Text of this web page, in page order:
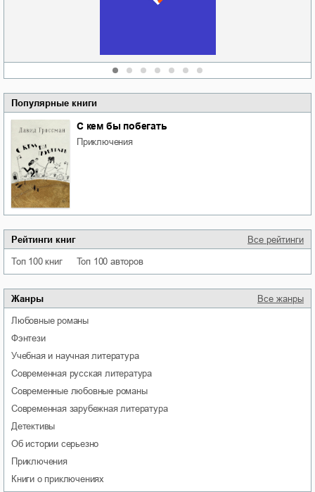
Популярные книги
С кем бы побегать
приключения
Рейтинги книг Все рейтинги
Топ 100 книг Топ 100 авторов
Жанры Все жанры
любовные романы
фэнтези
учебная и научная литература
современная русская литература
современные любовные романы
современная зарубежная литература
детективы
об истории серьезно
приключения
книги о приключениях